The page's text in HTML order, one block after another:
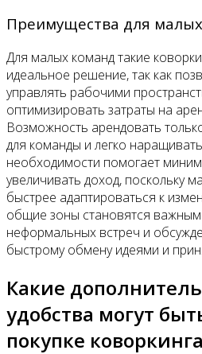
Преимущества для
Для малых команд такие
идеальное решение, так как
управлять рабочими
оптимизировать затраты на
Возможность арендовать
для команды и легко
необходимости помогает
увеличивать доход, поскольку
быстрее адаптироваться к
общие зоны становятся
неформальных встреч и
быстрому обмену идеями и
Какие
удобства могут
покупке коворкинга